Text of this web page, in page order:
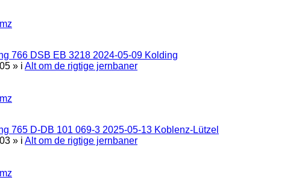
766 DSB EB 3218 2024-05-09 Kolding
» i Alt om de rigtige jernbaner
765 D-DB 101 069-3 2025-05-13 Koblenz-Lützel
» i Alt om de rigtige jernbaner